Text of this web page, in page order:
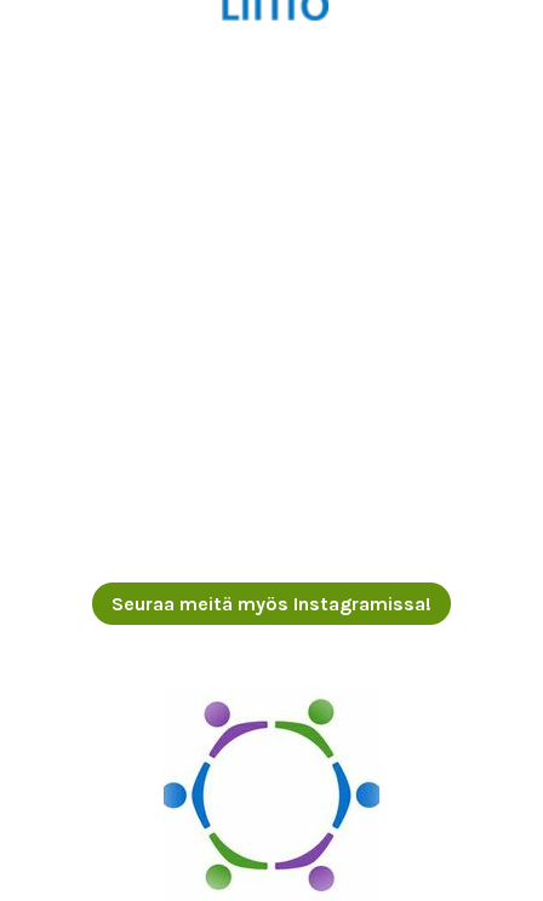
Seuraa meitä myös Instagramissa!